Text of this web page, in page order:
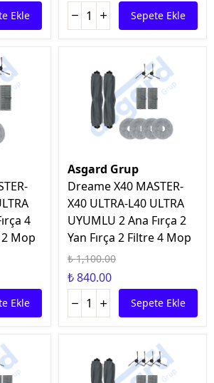
Ekle Sepete Ekle
4
2 Mop
Ekle
Asgard Grup
Dreame X40 MASTER-
X40 ULTRA-L40 ULTRA
UYUMLU 2 Ana Fırça 2
Yan Fırça 2 Filtre 4 Mop
₺ 1,100.00
₺ 840.00
Sepete Ekle